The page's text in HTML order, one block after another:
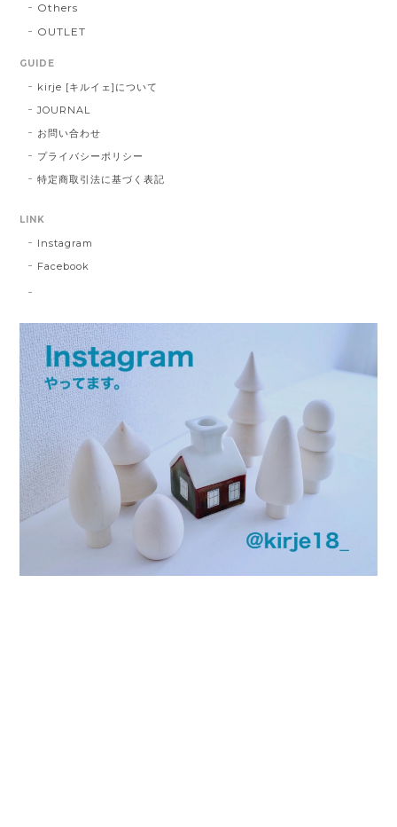
Others
OUTLET
GUIDE
kirje [キルイェ]について
JOURNAL
お問い合わせ
プライバシーポリシー
特定商取引法に基づく表記
LINK
Instagram
Facebook